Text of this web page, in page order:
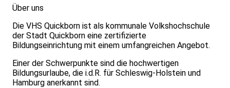
Über uns
Die VHS Quickborn ist als kommunale Volkshochschule
der Stadt Quickborn eine zertifizierte
Bildungseinrichtung mit einem umfangreichen Angebot.
Einer der Schwerpunkte sind die hochwertigen
Bildungsurlaube, die i.d.R. für Schleswig-Holstein und
Hamburg anerkannt sind.